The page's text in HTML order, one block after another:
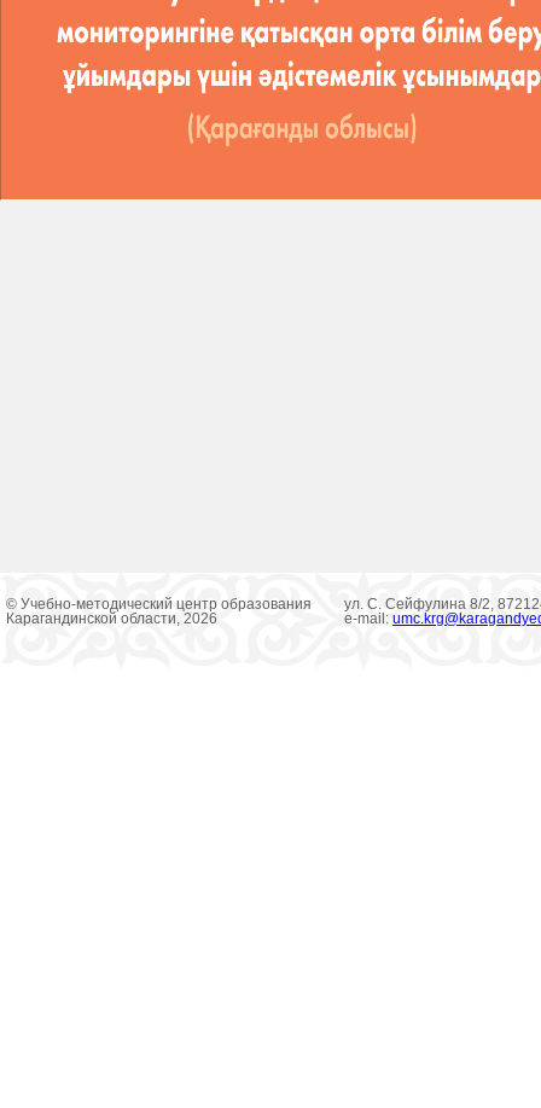
© Учебно-методический центр образования
Карагандинской области, 2026
ул. С. Сейфулина 8/2,
e-mail: